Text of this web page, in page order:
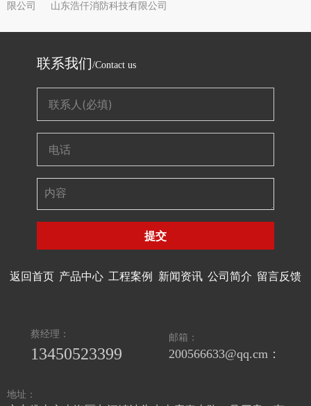
限公司 山东浩仟消防科技有限公司
联系我们/Contact us
提交
返回首页 产品中心 工程案例 新闻资讯 公司简介 留言反馈
蔡经理：
13450523399
邮箱：
200566633@qq.cm：
地址：